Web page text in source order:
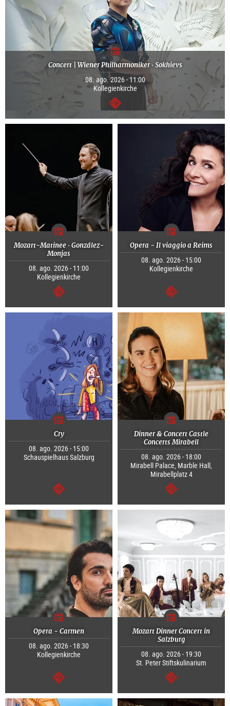
Concert | Wiener Philharmoniker · Sokhievs
08. ago. 2026 - 11:00
Kollegienkirche
continuar
Mozart-Matinee · González-
Monjas
08. ago. 2026 - 11:00
Kollegienkirche
continuar
Opera - Il viaggio a Reims
08. ago. 2026 - 15:00
Kollegienkirche
continuar
Cry
08. ago. 2026 - 15:00
Schauspielhaus Salzburg
continuar
Dinner & Concert Castle
Concerts Mirabell
08. ago. 2026 - 18:00
Mirabell Palace, Marble Hall,
Mirabellplatz 4
continuar
Opera - Carmen
08. ago. 2026 - 18:30
Kollegienkirche
continuar
Mozart Dinner Concert in
Salzburg
08. ago. 2026 - 19:30
St. Peter Stiftskulinarium
continuar